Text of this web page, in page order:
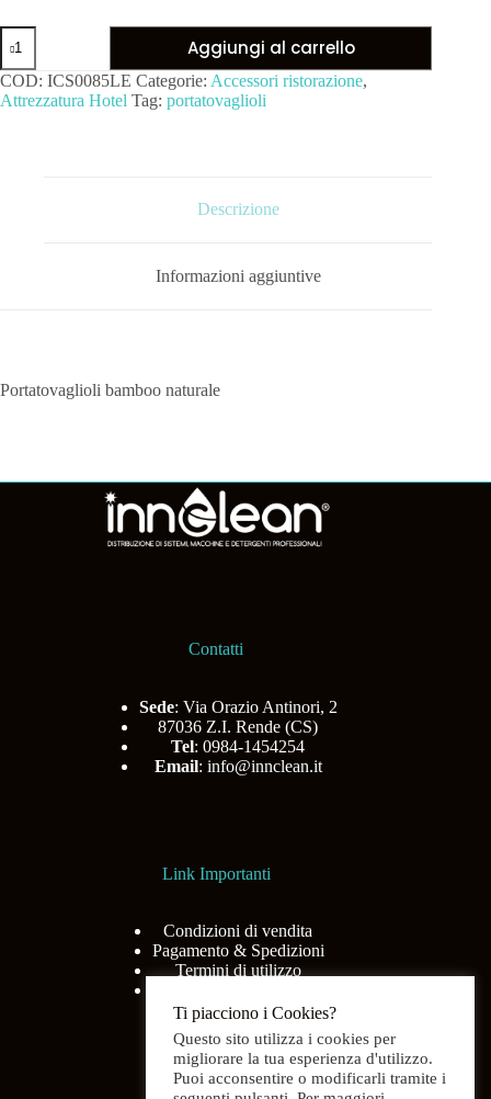
Aggiungi al carrello
COD: ICS0085LE Categorie: Accessori ristorazione,
Attrezzatura Hotel Tag: portatovaglioli
Descrizione
Informazioni aggiuntive
Portatovaglioli bamboo naturale
Contatti
Sede: Via Orazio Antinori, 2
87036 Z.I. Rende (CS)
Tel: 0984-1454254
Email: info@innclean.it
Link Importanti
Condizioni di vendita
Pagamento & Spedizioni
Termini di utilizzo
Ti piacciono i Cookies?
Questo sito utilizza i cookies per
migliorare la tua esperienza d'utilizzo.
Puoi acconsentire o modificarli tramite i